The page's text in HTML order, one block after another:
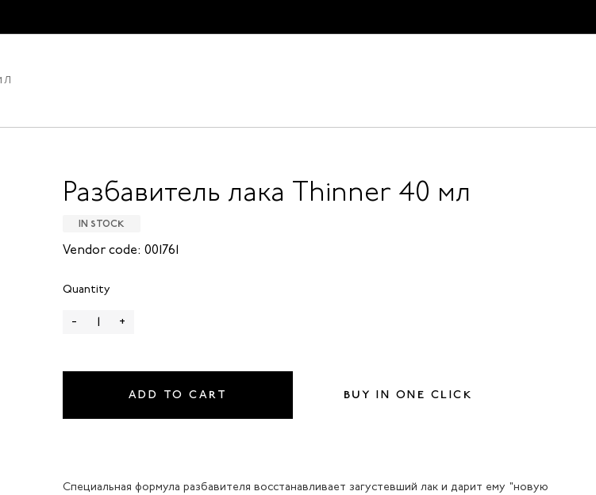
Разбавитель лака Thinner 40 мл
IN STOCK
Vendor code: 001761
Quantity
- +
ADD TO CART BUY IN ONE CLICK
Специальная формула разбавителя восстанавливает загустевший лак и дарит ему "новую